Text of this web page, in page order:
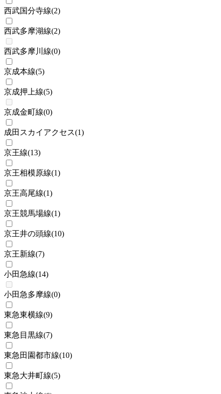
西武国分寺線(2)
西武多摩湖線(2)
西武多摩川線(0)
京成本線(5)
京成押上線(5)
京成金町線(0)
成田スカイアクセス(1)
京王線(13)
京王相模原線(1)
京王高尾線(1)
京王競馬場線(1)
京王井の頭線(10)
京王新線(7)
小田急線(14)
小田急多摩線(0)
東急東横線(9)
東急目黒線(7)
東急田園都市線(10)
東急大井町線(5)